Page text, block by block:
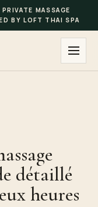
PRIVATE MASSAGE
BY LOFT THAI SPA
détaillé
heures